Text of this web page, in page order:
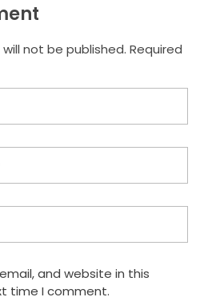
not be published. Required
and website in this
time I comment.